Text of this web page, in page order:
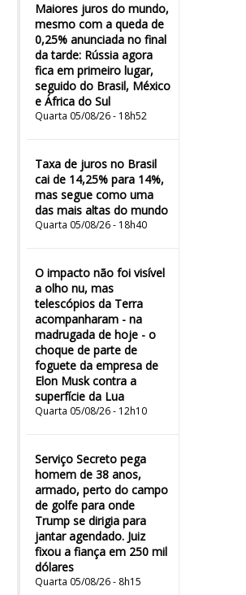
Maiores juros do mundo,
mesmo com a queda de
0,25% anunciada no final
da tarde: Rússia agora
fica em primeiro lugar,
seguido do Brasil, México
e África do Sul
Quarta 05/08/26 - 18h52
Taxa de juros no Brasil
cai de 14,25% para 14%,
mas segue como uma
das mais altas do mundo
Quarta 05/08/26 - 18h40
O impacto não foi visível
a olho nu, mas
telescópios da Terra
acompanharam - na
madrugada de hoje - o
choque de parte de
foguete da empresa de
Elon Musk contra a
superfície da Lua
Quarta 05/08/26 - 12h10
Serviço Secreto pega
homem de 38 anos,
armado, perto do campo
de golfe para onde
Trump se dirigia para
jantar agendado. Juiz
fixou a fiança em 250 mil
dólares
Quarta 05/08/26 - 8h15